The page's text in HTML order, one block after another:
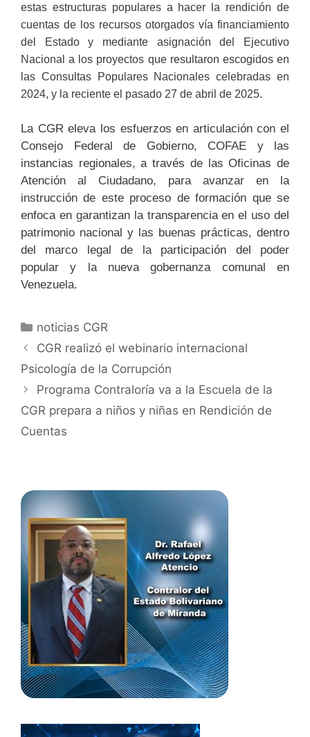
estas estructuras populares a hacer la rendición de
cuentas de los recursos otorgados vía financiamiento
del Estado y mediante asignación del Ejecutivo
Nacional a los proyectos que resultaron escogidos en
las Consultas Populares Nacionales celebradas en
2024, y la reciente el pasado 27 de abril de 2025.
La CGR eleva los esfuerzos en articulación con el
Consejo Federal de Gobierno, COFAE y las
instancias regionales, a través de las Oficinas de
Atención al Ciudadano, para avanzar en la
instrucción de este proceso de formación que se
enfoca en garantizan la transparencia en el uso del
patrimonio nacional y las buenas prácticas, dentro
del marco legal de la participación del poder
popular y la nueva gobernanza comunal en
Venezuela.
noticias CGR
CGR realizó el webinario internacional
Psicología de la Corrupción
Programa Contraloría va a la Escuela de la
CGR prepara a niños y niñas en Rendición de
Cuentas